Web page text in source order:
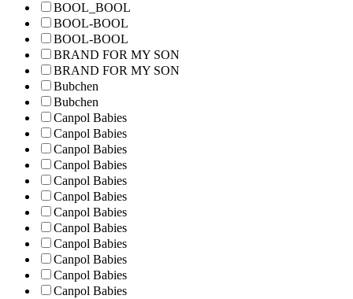
BOOL_BOOL
BOOL-BOOL
BOOL-BOOL
BRAND FOR MY SON
BRAND FOR MY SON
Bubchen
Bubchen
Canpol Babies
Canpol Babies
Canpol Babies
Canpol Babies
Canpol Babies
Canpol Babies
Canpol Babies
Canpol Babies
Canpol Babies
Canpol Babies
Canpol Babies
Canpol Babies